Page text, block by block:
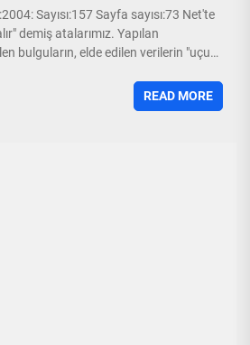
Sayısı:157 Sayfa sayısı:73 Net'te
demiş atalarımız. Yapılan
bulguların, elde edilen verilerin "uçup
READ MORE